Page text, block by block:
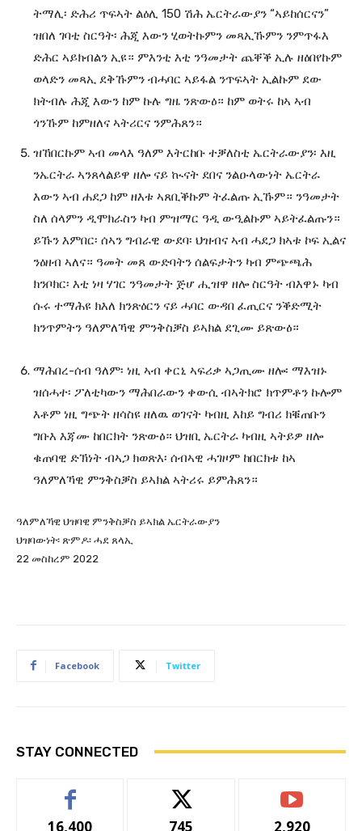
ትማሊ፡ ድሕሪ ጥፍኣት ልዕሊ 150 ሽሕ ኤርትራውያን “ኣይከሰርናን”
ዝበለ ገባቲ ስርዓት፡ ሕጂ እውን ሂወትኩምን መጻኢኹምን ንምጥፋእ
ድሕር ኣይክብልን ኢዩ። ምእንቲ እቲ ንዓመታት ጨቐቕ ኢሉ ዘዕበየኩም
ወላድን መጻኢ ደቅኹምን ብሓባር ኣይፋል ንጥፍኣት ኢልኩም ደው
ክትብሉ ሕጂ እውን ከም ኩሉ ግዜ ንጽውዕ። ከም ወትሩ ከኣ ኣብ
ጎንኹም ከምዘለና ኣትሪርና ንምሕጸን።
ዝኸበርኩም ኣብ መላእ ዓለም እትርከቡ ተቓለስቲ ኤርትራውያን፡ እዚ
ንኤርትራ ኣንጸላልይዋ ዘሎ ናይ ኲናት ደበና ንልዑላውነት ኤርትራ
እውን ኣብ ሐደጋ ከም ዘእቱ ኣጸቢቕኩም ትፈልጡ ኢኹም። ንዓመታት
ስለ ሰላምን ዲሞክራስን ካብ ምዝማር ዓዲ ውዒልኩም ኣይትፈልጡን።
ይኹን እምበር፡ ሰኣን ግብራዊ ውደባ፡ ህዝብና ኣብ ሓደጋ ክኣቱ ኮፍ ኢልና
ንዕዘብ ኣለና። ዓመት መጸ ውድባትን ሰልፍታትን ካብ ምጭጫሕ
ክንቦክር፡ እቲ ነዛ ሃገር ንዓመታት ጅሆ ሒዝዋ ዘሎ ስርዓት ብእዋኑ ካብ
ሱሩ ተማሕዩ ክእለ ክንጽዕርን ናይ ሓባር ውዳበ ፈጢርና ንቕድሚት
ክንጥምትን ዓለምለኻዊ ምንቅስቓስ ይኣክል ደጊሙ ይጽውዕ።
ማሕበረ-ሰብ ዓለም፡ ነዚ ኣብ ቀርኒ ኣፍሪቃ ኣጋጢሙ ዘሎ፡ ማእዝኑ
ዝሰሓተ፡ ፖለቲካውን ማሕበራውን ቀውሲ ብኣትክሮ ክጥምቶን ኩሎም
እቶም ነዚ ግጭት ዘሳስዩ ዘለዉ ወገናት ካብዚ እከይ ግብሪ ክቑጠቡን
ግቡእ እጃሙ ከበርክት ንጽውዕ። ህዝቢ ኤርትራ ካብዚ ኣትይዎ ዘሎ
ቁጠባዊ ድኽነት ብኣጋ ክወጽእ፡ ሰብኣዊ ሓገዞም ከበርክቱ ከኣ
ዓለምለኻዊ ምንቅስቓስ ይኣክል ኣትሪሩ ይምሕጸን።
ዓለምለኻዊ ህዝባዊ ምንቅስቓስ ይኣክል ኤርትራውያን
ህዝባውነት፡ ጽምዶ፡ ሓደ ጸላኢ
22 መስከረም 2022
Facebook Twitter
STAY CONNECTED
16,400 745 2,920